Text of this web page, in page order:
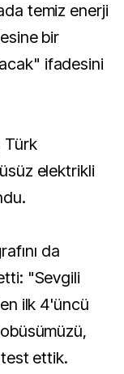
temiz enerji
bir
ifadesini
Türk
elektrikli
da
"Sevgili
ilk 4'üncü
ettik.